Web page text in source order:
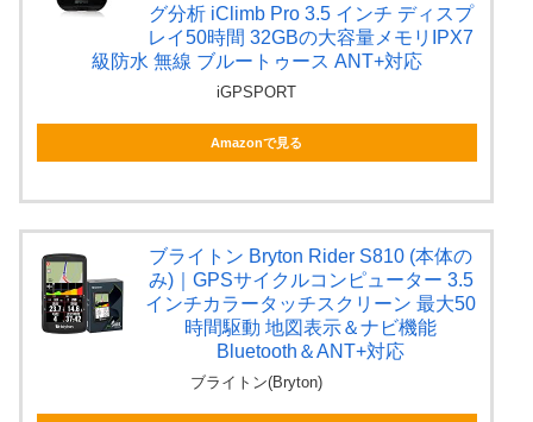
グ分析 iClimb Pro 3.5 インチ ディスプ
レイ50時間 32GBの大容量メモリIPX7
級防水 無線 ブルートゥース ANT+対応
iGPSPORT
Amazonで見る
ブライトン Bryton Rider S810 (本体の
み)｜GPSサイクルコンピューター 3.5
インチカラータッチスクリーン 最大50
時間駆動 地図表示＆ナビ機能
Bluetooth＆ANT+対応
ブライトン(Bryton)